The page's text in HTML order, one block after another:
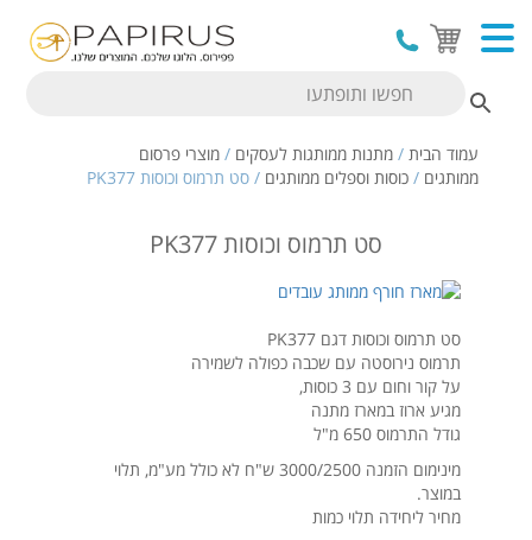
עמוד הבית/ מתנות ממותגות לעסקים / מוצרי פרסום
ממותגים / כוסות וספלים ממותגים / סט תרמוס וכוסות PK377
סט תרמוס וכוסות PK377
סט תרמוס וכוסות דגם PK377
תרמוס נירוסטה עם שכבה כפולה לשמירה
על קור וחום עם 3 כוסות,
מגיע ארוז במארז מתנה
גודל התרמוס 650 מ"ל
מינימום הזמנה 3000/2500 ש"ח לא כולל מע"מ, תלוי
במוצר.
מחיר ליחידה תלוי כמות